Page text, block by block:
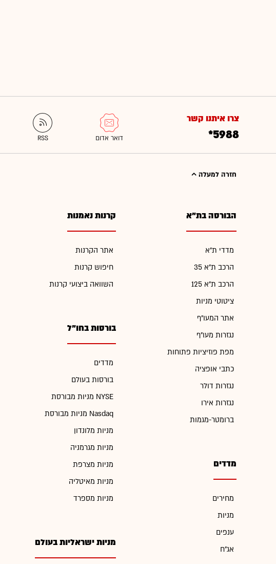
צרו איתנו קשר
*5988
חזרה למעלה
הבורסה בת"א
מדדי ת"א
הרכב ת"א 35
הרכב ת"א 125
ציטוטי מניות
אתר המעו"ף
נגזרות מעו"ף
מפת פוזיציות פתוחות
כתבי אופציה
נגזרות דולר
נגזרות אירו
ברומטר-מגמות
מדדים
מחירים
מניות
ענפים
אג"ח
קרנות נאמנות
אתר הקרנות
חיפוש קרנות
השוואה ביצועי קרנות
בורסות בחו"ל
מדדים
בורסות בעולם
מניות מבורסת NYSE
מניות מבורסת Nasdaq
מניות מלונדון
מניות מגרמניה
מניות מצרפת
מניות מאיטליה
מניות מספרד
מניות ישראליות בעולם